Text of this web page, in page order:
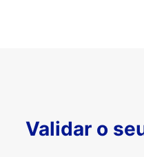
Validar o